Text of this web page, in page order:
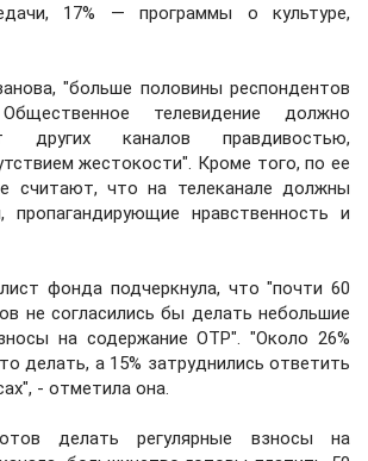
17% — программы о культуре,
"больше половины респондентов
телевидение должно
других каналов правдивостью,
жестокости". Кроме того, по ее
считают, что на телеканале должны
пропагандирующие нравственность и
фонда подчеркнула, что "почти 60
не согласились бы делать небольшие
на содержание ОТР". "Около 26%
делать, а 15% затруднились ответить
- отметила она.
делать регулярные взносы на